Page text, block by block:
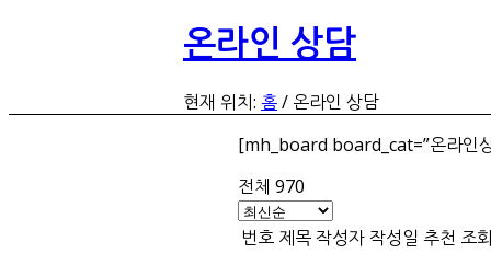
온라인 상담
현재 위치: 홈/ 온라인 상담
[mh_board board_cat=”온라인
전체 970
번호 제목 작성자 작성일 추천 조